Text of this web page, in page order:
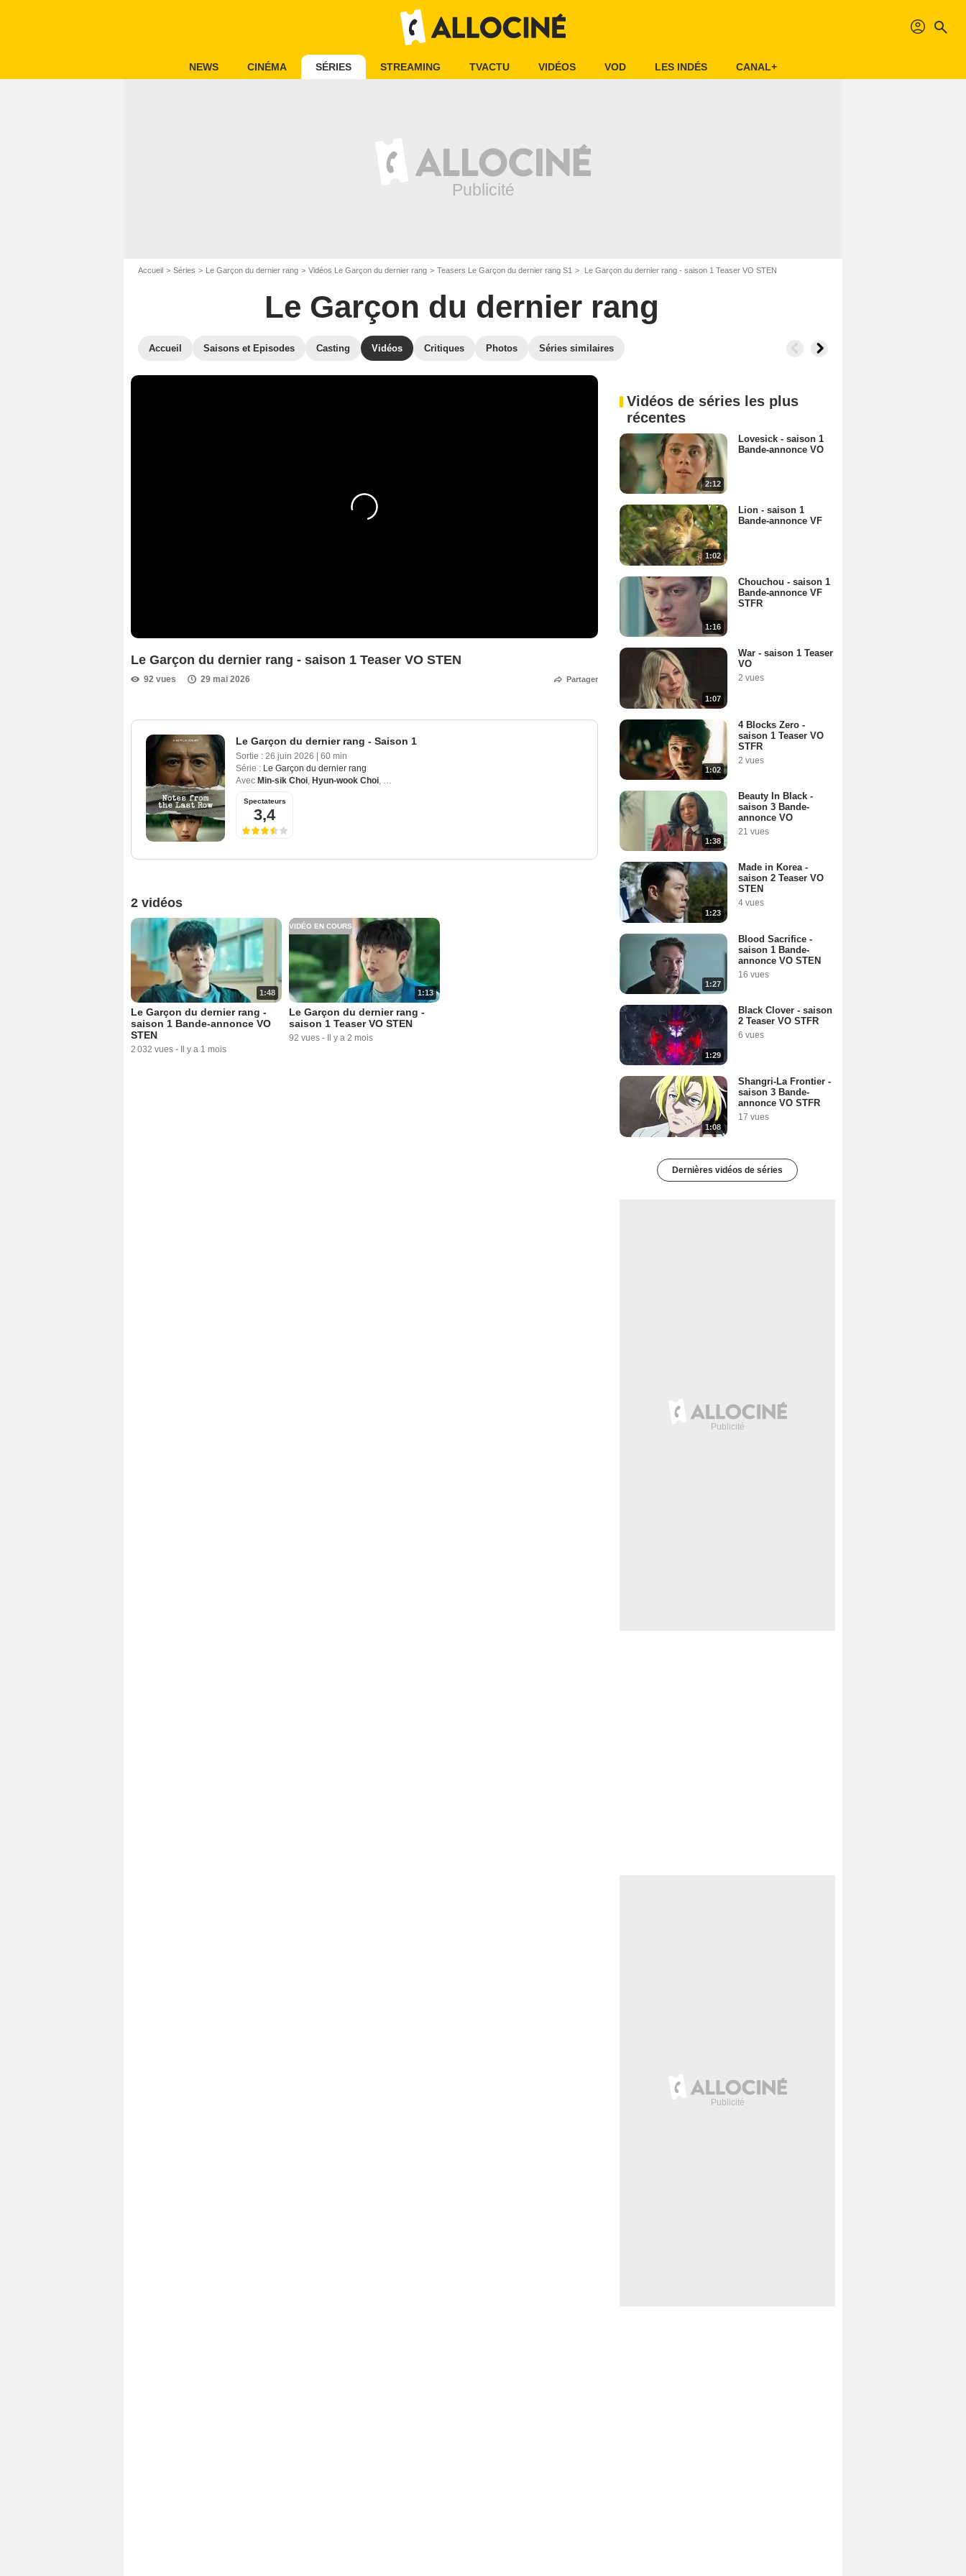
profil search
NEWS CINÉMA SÉRIES STREAMING TVACTU VIDÉOS VOD LES INDÉS CANAL+
Accueil Séries Le Garçon du dernier rang Vidéos Le Garçon du dernier rang Teasers Le Garçon du dernier rang S1 Le Garçon du dernier rang - saison 1 Teaser VO STEN
Le Garçon du dernier rang
Accueil Saisons et Episodes Casting Vidéos Critiques Photos Séries similaires
Le Garçon du dernier rang - saison 1 Teaser VO STEN
92 vues 29 mai 2026 Partager
Le Garçon du dernier rang - Saison 1
Sortie : 26 juin 2026
60 min
Série : Le Garçon du dernier rang
Avec Min-sik Choi, Hyun-wook Choi, Joon-ho Huh
Spectateurs
3,4
2 vidéos
1:48
Le Garçon du dernier rang -
saison 1 Bande-annonce VO
STEN
2 032 vues - Il y a 1 mois
1:13
VIDÉO EN COURS
Le Garçon du dernier rang -
saison 1 Teaser VO STEN
92 vues - Il y a 2 mois
Vidéos de séries les plus
récentes
2:12
Lovesick - saison 1
Bande-annonce VO
1:02
Lion - saison 1
Bande-annonce VF
1:16
Chouchou - saison 1
Bande-annonce VF
STFR
1:07
War - saison 1 Teaser
VO
2 vues
1:02
4 Blocks Zero -
saison 1 Teaser VO
STFR
2 vues
1:38
Beauty In Black -
saison 3 Bande-
annonce VO
21 vues
1:23
Made in Korea -
saison 2 Teaser VO
STEN
4 vues
1:27
Blood Sacrifice -
saison 1 Bande-
annonce VO STEN
16 vues
1:29
Black Clover - saison
2 Teaser VO STFR
6 vues
1:08
Shangri-La Frontier -
saison 3 Bande-
annonce VO STFR
17 vues
Dernières vidéos de séries